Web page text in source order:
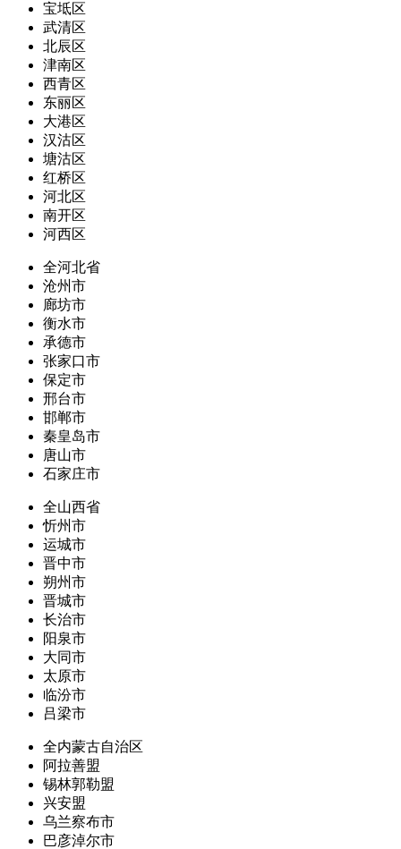
宝坻区
武清区
北辰区
津南区
西青区
东丽区
大港区
汉沽区
塘沽区
红桥区
河北区
南开区
河西区
全河北省
沧州市
廊坊市
衡水市
承德市
张家口市
保定市
邢台市
邯郸市
秦皇岛市
唐山市
石家庄市
全山西省
忻州市
运城市
晋中市
朔州市
晋城市
长治市
阳泉市
大同市
太原市
临汾市
吕梁市
全内蒙古自治区
阿拉善盟
锡林郭勒盟
兴安盟
乌兰察布市
巴彦淖尔市